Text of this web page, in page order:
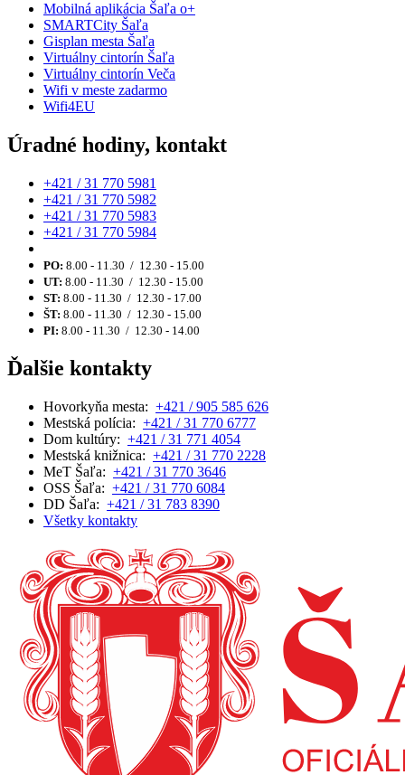
Mobilná aplikácia Šaľa o+
SMARTCity Šaľa
Gisplan mesta Šaľa
Virtuálny cintorín Šaľa
Virtuálny cintorín Veča
Wifi v meste zadarmo
Wifi4EU
Úradné hodiny, kontakt
+421 / 31 770 5981
+421 / 31 770 5982
+421 / 31 770 5983
+421 / 31 770 5984
PO: 8.00 - 11.30 / 12.30 - 15.00
UT: 8.00 - 11.30 / 12.30 - 15.00
ST: 8.00 - 11.30 / 12.30 - 17.00
ŠT: 8.00 - 11.30 / 12.30 - 15.00
PI: 8.00 - 11.30 / 12.30 - 14.00
Ďalšie kontakty
Hovorkyňa mesta: +421 / 905 585 626
Mestská polícia: +421 / 31 770 6777
Dom kultúry: +421 / 31 771 4054
Mestská knižnica: +421 / 31 770 2228
MeT Šaľa: +421 / 31 770 3646
OSS Šaľa: +421 / 31 770 6084
DD Šaľa: +421 / 31 783 8390
Všetky kontakty